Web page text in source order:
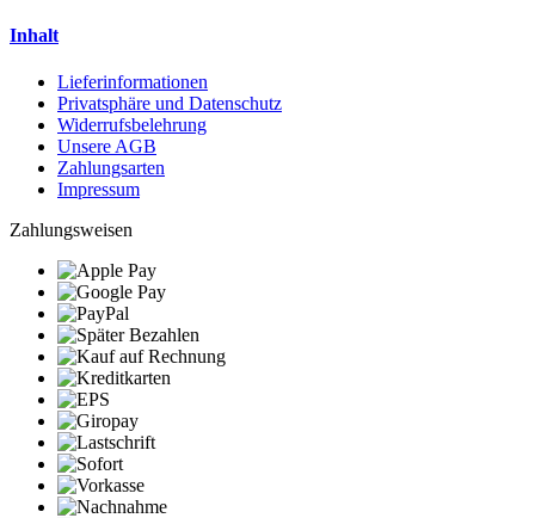
Inhalt
Lieferinformationen
Privatsphäre und Datenschutz
Widerrufsbelehrung
Unsere AGB
Zahlungsarten
Impressum
Zahlungsweisen